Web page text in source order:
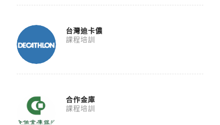
台灣迪卡儂
課程培訓
合作金庫
課程培訓